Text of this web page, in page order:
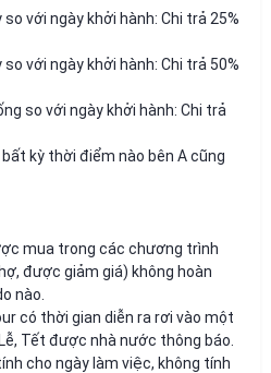
với ngày khởi hành: Chi trả 25%
với ngày khởi hành: Chi trả 50%
so với ngày khởi hành: Chi trả
kỳ thời điểm nào bên A cũng
mua trong các chương trình
được giảm giá) không hoàn
nào.
có thời gian diễn ra rơi vào một
Tết được nhà nước thông báo.
cho ngày làm việc, không tính